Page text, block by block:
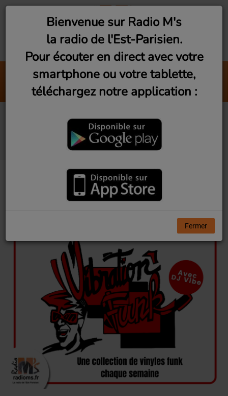
Everything About You
Ugly Kid Joe
Funk Anthology (Jeudi
Bienvenue sur Radio M's
la radio de l'Est-Parisien.
Pour écouter en direct avec votre
smartphone ou votre tablette,
téléchargez notre application :
Fermer